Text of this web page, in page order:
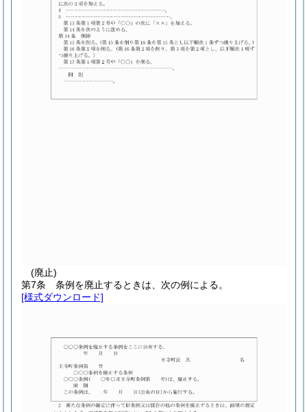
(廃止)
第7条
条例を廃止するときは、次の例による。
[様式ダウンロード]